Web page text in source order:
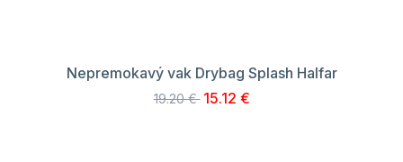
Nepremokavý vak Drybag Splash Halfar
19.20 € 15.12 €